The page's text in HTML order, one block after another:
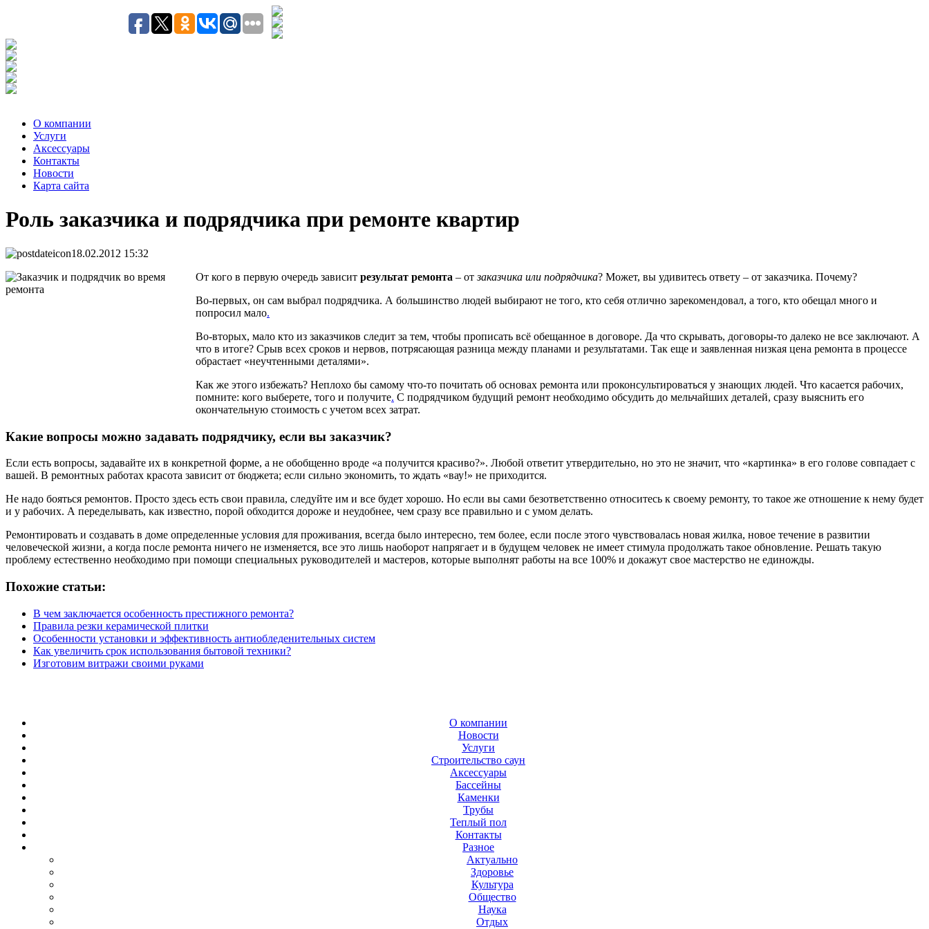
О компании
Услуги
Аксесcуары
Контакты
Новости
Карта сайта
Роль заказчика и подрядчика при ремонте квартир
18.02.2012 15:32
От кого в первую очередь зависит результат ремонта – отзаказчика или подрядчика? Может, вы удивитесь ответу – от заказчика. Почему?
Во-первых, он сам выбрал подрядчика. А большинство людей выбирают не того, кто себя отлично зарекомендовал, а того, кто обещал много и
попросил мало.
Во-вторых, мало кто из заказчиков следит за тем, чтобы прописать всё обещанное в договоре. Да что скрывать, договоры-то далеко не все заключают. А
что в итоге? Срыв всех сроков и нервов, потрясающая разница между планами и результатами. Так еще и заявленная низкая цена ремонта в процессе
обрастает «неучтенными деталями».
Как же этого избежать? Неплохо бы самому что-то почитать об основах ремонта или проконсультироваться у знающих людей. Что касается рабочих,
помните: кого выберете, того и получите. С подрядчиком будущий ремонт необходимо обсудить до мельчайших деталей, сразу выяснить его
окончательную стоимость с учетом всех затрат.
Какие вопросы можно задавать подрядчику, если вы заказчик?
Если есть вопросы, задавайте их в конкретной форме, а не обобщенно вроде «а получится красиво?». Любой ответит утвердительно, но это не значит, что «картинка» в его голове совпадает с
вашей. В ремонтных работах красота зависит от бюджета; если сильно экономить, то ждать «вау!» не приходится.
Не надо бояться ремонтов. Просто здесь есть свои правила, следуйте им и все будет хорошо. Но если вы сами безответственно относитесь к своему ремонту, то такое же отношение к нему будет
и у рабочих. А переделывать, как известно, порой обходится дороже и неудобнее, чем сразу все правильно и с умом делать.
Ремонтировать и создавать в доме определенные условия для проживания, всегда было интересно, тем более, если после этого чувствовалась новая жилка, новое течение в развитии
человеческой жизни, а когда после ремонта ничего не изменяется, все это лишь наоборот напрягает и в будущем человек не имеет стимула продолжать такое обновление. Решать такую
проблему естественно необходимо при помощи специальных руководителей и мастеров, которые выполнят работы на все 100% и докажут свое мастерство не единожды.
Похожие статьи:
В чем заключается особенность престижного ремонта?
Правила резки керамической плитки
Особенности установки и эффективность антиобледенительных систем
Как увеличить срок использования бытовой техники?
Изготовим витражи своими руками
О компании
Новости
Услуги
Строительство саун
Аксесcуары
Бассейны
Каменки
Трубы
Теплый пол
Контакты
Разное
Актуально
Здоровье
Культура
Общество
Наука
Отдых